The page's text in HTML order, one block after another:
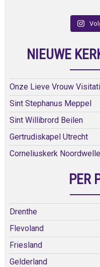
NIEUWE
Onze Lieve Vrouw
Sint Stephanus Meppel
Sint Willibrord Beilen
Gertrudiskapel Utrecht
Corneliuskerk Noordwelle
PER
Drenthe
Flevoland
Friesland
Gelderland